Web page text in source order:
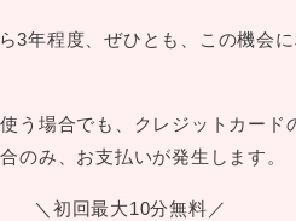
3年程度、ぜひとも、この機会
う場合でも、クレジットカード
のみ、お支払いが発生します。
＼初回最大10分無料／